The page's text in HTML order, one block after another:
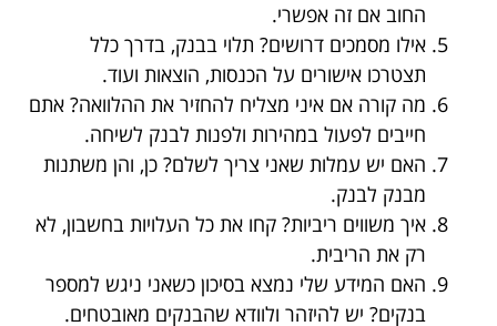
החוב אם זה אפשרי.
אילו מסמכים דרושים? תלוי בבנק, בדרך כלל
תצטרכו אישורים על הכנסות, הוצאות ועוד.
מה קורה אם איני מצליח להחזיר את ההלוואה? אתם
חייבים לפעול במהירות ולפנות לבנק לשיחה.
האם יש עמלות שאני צריך לשלם? כן, והן משתנות
מבנק לבנק.
איך משווים ריביות? קחו את כל העלויות בחשבון, לא
רק את הריבית.
האם המידע שלי נמצא בסיכון כשאני ניגש למספר
בנקים? יש להיזהר ולוודא שהבנקים מאובטחים.